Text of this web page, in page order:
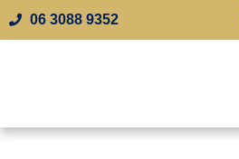
06 3088 9352